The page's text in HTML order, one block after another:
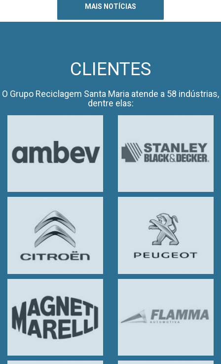
MAIS NOTÍCIAS
CLIENTES
O Grupo Reciclagem Santa Maria atende a 58 indústrias,
dentre elas: